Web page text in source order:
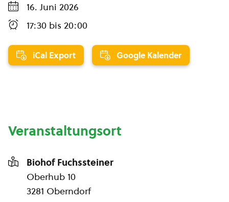
16. Juni 2026
17:30 bis 20:00
iCal Export Google Kalender
Veranstaltungsort
Biohof Fuchssteiner
Oberhub 10
3281 Oberndorf